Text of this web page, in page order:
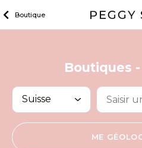
to
Boutique
Boutiques -
ME